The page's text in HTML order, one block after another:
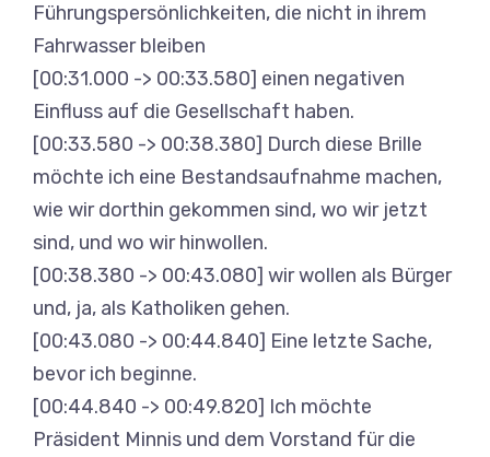
Führungspersönlichkeiten, die nicht in ihrem
Fahrwasser bleiben
[00:31.000 -> 00:33.580] einen negativen
Einfluss auf die Gesellschaft haben.
[00:33.580 -> 00:38.380] Durch diese Brille
möchte ich eine Bestandsaufnahme machen,
wie wir dorthin gekommen sind, wo wir jetzt
sind, und wo wir hinwollen.
[00:38.380 -> 00:43.080] wir wollen als Bürger
und, ja, als Katholiken gehen.
[00:43.080 -> 00:44.840] Eine letzte Sache,
bevor ich beginne.
[00:44.840 -> 00:49.820] Ich möchte
Präsident Minnis und dem Vorstand für die